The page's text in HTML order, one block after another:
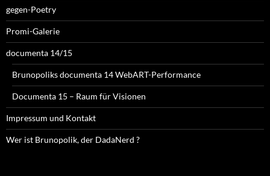
gegen-Poetry
Promi-Galerie
documenta 14/15
Brunopoliks documenta 14 WebART-Performance
Documenta 15 – Raum für Visionen
Impressum und Kontakt
Wer ist Brunopolik, der DadaNerd ?